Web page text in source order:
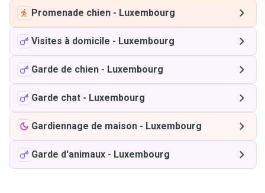
Promenade chien - Luxembourg
Visites à domicile - Luxembourg
Garde de chien - Luxembourg
Garde chat - Luxembourg
Gardiennage de maison - Luxembourg
Garde d'animaux - Luxembourg